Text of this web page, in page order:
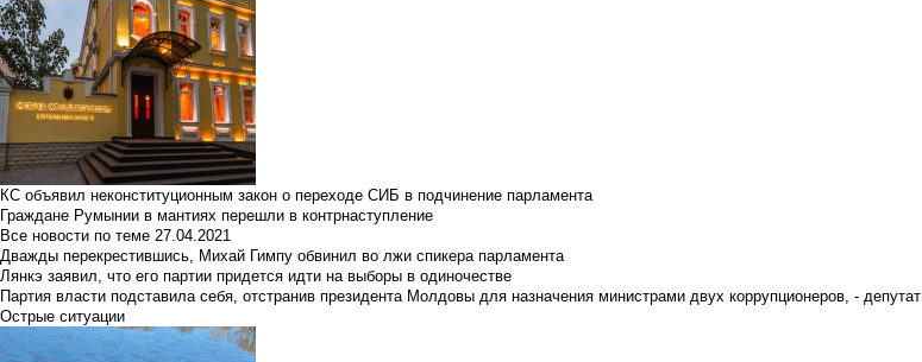
КС объявил неконституционным закон о переходе СИБ в подчинение парламента
Граждане Румынии в мантиях перешли в контрнаступление
Все новости по теме 27.04.2021
Дважды перекрестившись, Михай Гимпу обвинил во лжи спикера парламента
Лянкэ заявил, что его партии придется идти на выборы в одиночестве
Партия власти подставила себя, отстранив президента Молдовы для назначения министрами двух коррупционеров, - депутат
Острые ситуации